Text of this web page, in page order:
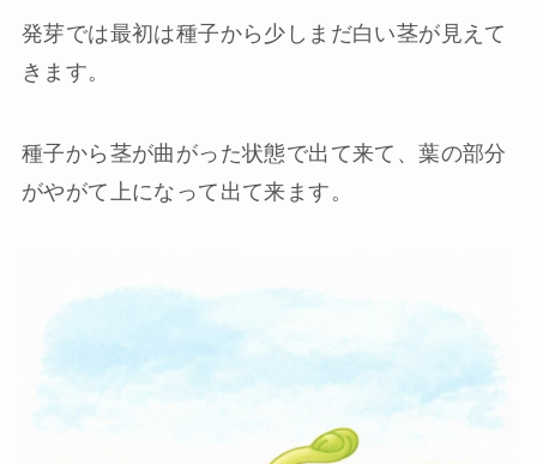
発芽では最初は種子から少しまだ白い茎が見えて
きます。
種子から茎が曲がった状態で出て来て、葉の部分
がやがて上になって出て来ます。